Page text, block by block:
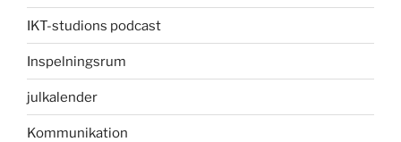
IKT-studions podcast
Inspelningsrum
julkalender
Kommunikation